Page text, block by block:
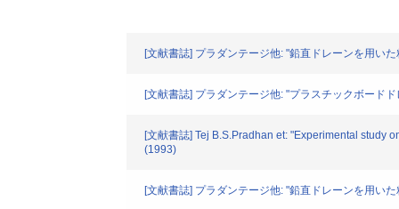
[文献書誌] プラダンテージ他: "鉛直ドレーンを用い
[文献書誌] プラダンテージ他: "プラスチックボード
[文献書誌] Tej B.S.Pradhan et: "Experimental study
(1993)
[文献書誌] プラダンテージ他: "鉛直ドレーンを用い